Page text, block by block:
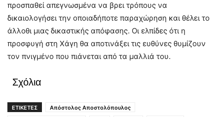
προσπαθεί απεγνωσμένα να βρει τρόπους να
δικαιολογήσει την οποιαδήποτε παραχώρηση και θέλει το
άλλοθι μιας δικαστικής απόφασης. Οι ελπίδες ότι η
προσφυγή στη Χάγη θα αποτινάξει τις ευθύνες θυμίζουν
τον πνιγμένο που πιάνεται από τα μαλλιά του.
Σχόλια
ΕΤΙΚΕΤΕΣ
Απόστολος Αποστολόπουλος